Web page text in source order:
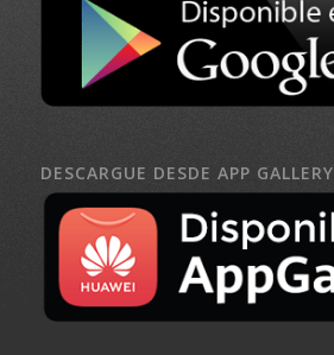
DESCARGUE DESDE APP GALLERY